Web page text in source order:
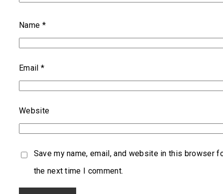
Name *
Email *
Website
Save my name, email, and website in this browser
the next time I comment.